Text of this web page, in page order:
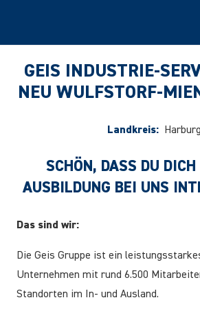
GEIS INDUSTRIE-
NEU WULFSTORF-
Landkreis: Harburg
SCHÖN, DASS DU DICH
AUSBILDUNG BEI UNS
Das sind wir:
Die Geis Gruppe ist ein
Unternehmen mit rund 6.500
Standorten im In- und Ausland.